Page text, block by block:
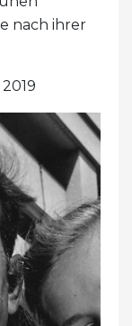
nach ihrer